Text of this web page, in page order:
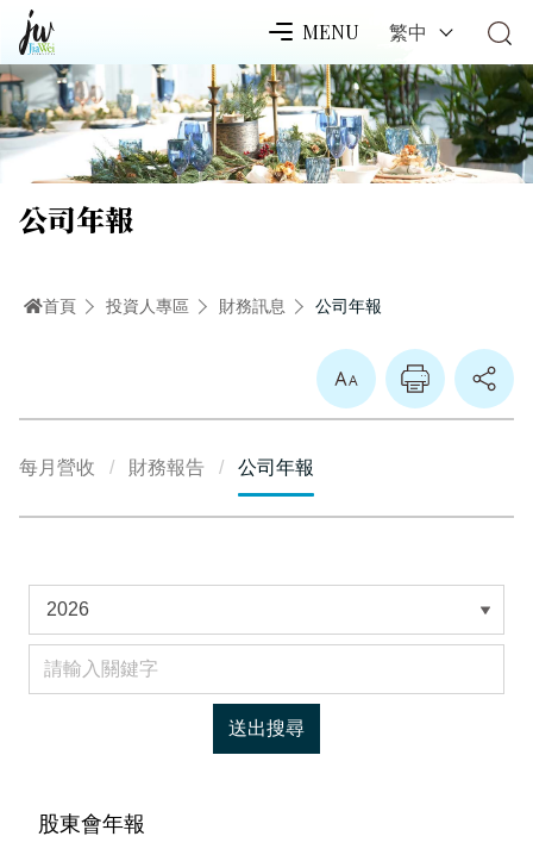
MENU 繁中
公司年報
首頁 投資人專區 財務訊息 公司年報
放大
每月營收 財務報告 公司年報
2026
股東會年報